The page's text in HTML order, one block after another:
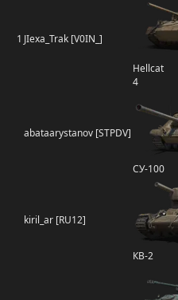
1 JIexa_Trak [V0IN_]
Hellcat
4
abataarystanov [STPDV]
СУ-100
kiril_ar [RU12]
КВ-2